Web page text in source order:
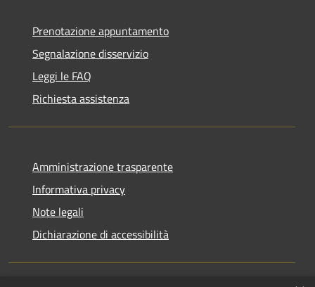
Prenotazione appuntamento
Segnalazione disservizio
Leggi le FAQ
Richiesta assistenza
Amministrazione trasparente
Informativa privacy
Note legali
Dichiarazione di accessibilità